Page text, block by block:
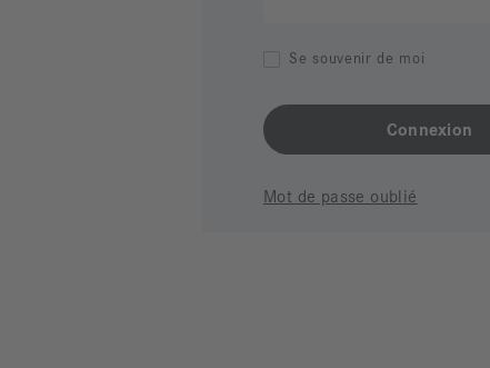
Se souvenir de moi
Mot de passe oublié